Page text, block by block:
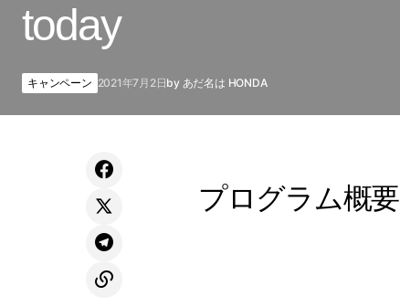
today
キャンペーン 2021年7月2日by あだ名は HONDA
プログラム概要